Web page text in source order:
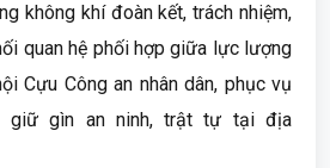
không khí đoàn kết, trách nhiệm,
quan hệ phối hợp giữa lực lượng
Cựu Công an nhân dân, phục vụ
giữ gìn an ninh, trật tự tại địa